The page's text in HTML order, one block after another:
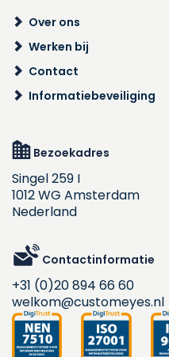
Over ons
Werken bij
Contact
Informatiebeveiliging
Bezoekadres
Singel 259 I
1012 WG Amsterdam
Nederland
Contactinformatie
+31 (0)20 894 66 60
welkom@customeyes.nl